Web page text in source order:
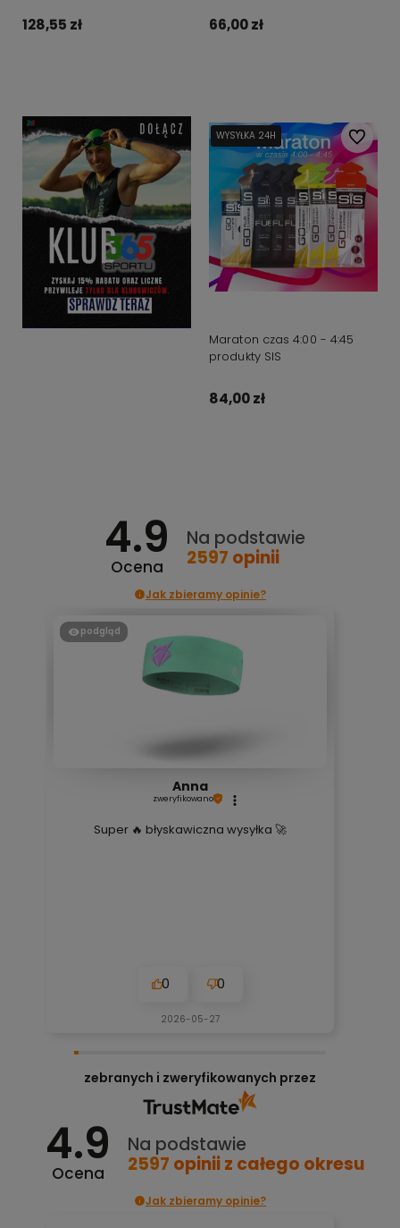
128,55 zł 66,00 zł
WYSYŁKA 24H
WYSYŁKA 24H
WYSYŁKA 24H
Maraton czas 4:00 - 4:45
produkty SIS
84,00 zł
Do
4.9
Ocena
Na podstawie
2597 opinii
Jak zbieramy opinie?
podgląd
Anna
zweryfikowano
Super 🔥 błyskawiczna wysyłka 🚀
0 0
2026-05-27
zebranych i zweryfikowanych przez
4.9
Ocena
Na podstawie
2597 opiniiz całego okresu
Jak zbieramy opinie?